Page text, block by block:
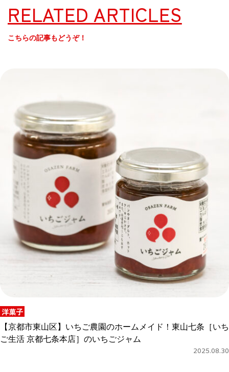
RELATED ARTICLES
こちらの記事もどうぞ！
洋菓子
【京都市東山区】いちご農園のホームメイド！東山七条［いち
ご生活 京都七条本店］のいちごジャム
2025.08.30